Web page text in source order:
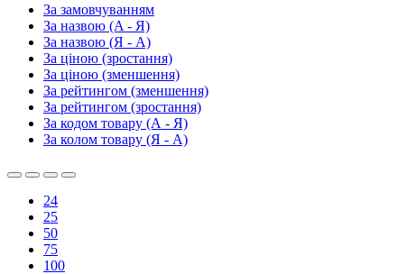
За замовчуванням
За назвою (A - Я)
За назвою (Я - A)
За ціною (зростання)
За ціною (зменшення)
За рейтингом (зменшення)
За рейтингом (зростання)
За кодом товару (А - Я)
За колом товару (Я - А)
24
25
50
75
100